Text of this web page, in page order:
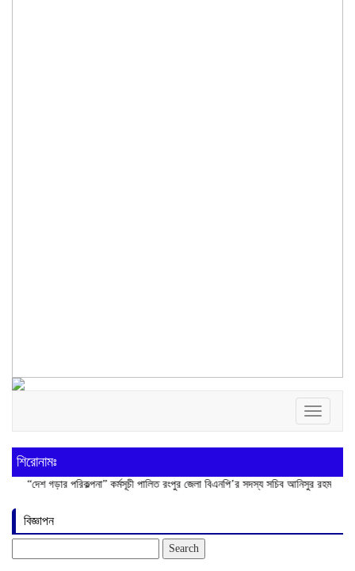
Toggle
শিরোনামঃ
পরিকল্পনা” কর্মসূচী পালিত রংপুর জেলা বিএনপি’র সদস্য সচিব আনিসুর রহমান লাকু আর নেই
বিজ্ঞাপন
for: